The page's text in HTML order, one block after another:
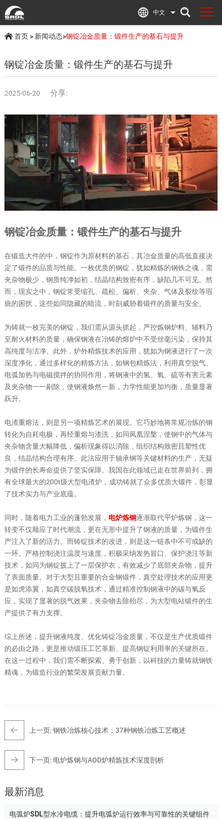
中文
首页> 新闻动态>钢锭冶金质量：锻件生产的基石与提升
钢锭冶金质量：锻件生产的基石与提升
2025-06-20 分享:
钢锭冶金质量：锻件生产的基石与提升
在锻造大件的中，钢锭作为原材料的基石，其冶金质量的高低直接决
定了锻件的品质与性能。一枚优质的钢锭，犹如精炼的钢铁之魂，需
夹杂物极少，钢质纯净如初，结晶结构致密有序，缺陷几不可见。然
而，现实之中，钢锭常受缩孔、疏松、偏析、夹杂、气体及裂纹等瑕
疵的困扰，这些如同隐藏的暗流，时刻威胁着锻件的质量与安全。
为铸就一枚完美的钢锭，我们需从源头抓起，严控炼钢炉料、辅料乃
至耐火材料的质量，确保钢液在冶铸的熔炉中不受丝毫污染，保持其
高纯度与洁净。此外，炉外精炼技术的应用，犹如为钢液进行了一次
深度净化，通过多样化的精炼方法，如钢包精炼法，利用真空脱气、
电弧加热与电磁搅拌的协同作用，将钢液中的氢、氧、硫等有害元素
及夹杂物一一剔除，使钢液焕然一新，力学性能更加均衡，质量显著
跃升。
电渣重熔法，则是另一项精炼艺术的展现。它巧妙地将常规冶炼的钢
转化为自耗电极，再经重熔与渣洗，如同凤凰涅槃，使钢中的气体与
夹杂物含量大幅降低，偏析现象得以消除，组织结构致密且塑性优
良，结晶结构合理有序。此法应用于轴承钢等关键材料的生产，无疑
为锻件的长寿命提供了坚实保障。我国在此领域已走在世界前列，拥
有全球最大的200t级大型电渣炉，成功铸就了众多优质大锻件，彰显
了技术实力与产业底蕴。
同时，随着电力工业的蓬勃发展， 电炉炼钢逐渐取代平炉炼钢，这一
转变不仅顺应了时代潮流，更在无形中提升了钢液的质量，为锻件生
产注入了新的活力。而铸锭技术的改进，则是这一链条中不可或缺的
一环。严格控制浇注温度与速度，积极采纳发热冒口、保护浇注等新
技术，如同为钢锭披上了一层保护衣，有效减少了底部夹杂物，提升
了表面质量。对于大型且重要的合金钢锻件，真空处理技术的应用更
是如虎添翼，如真空碳脱氧技术，通过精准控制钢液中的碳与氧反
应，实现了显著的脱气效果，夹杂物去除殆尽，为大型电站锻件的生
产提供了有力支撑。
综上所述，提升钢液纯度、优化铸锭冶金质量，不仅是生产优质锻件
的必由之路，更是推动锻压工艺革新、提高钢锭利用率的关键所在。
在这一过程中，我们需不断探索、勇于创新，以科技的力量铸就钢铁
精魂，为锻造行业的繁荣发展贡献力量。
上一页:钢铁冶炼核心技术：37种钢铁冶炼工艺概述
下一页: 电炉炼钢与AOD炉精炼技术深度剖析
最新消息
电弧炉SDL型水冷电缆：提升电弧炉运行效率与可靠性的关键组件